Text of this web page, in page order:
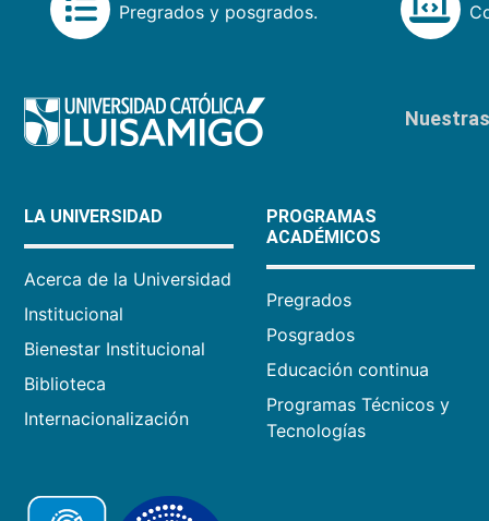
Pregrados y posgrados.
LA UNIVERSIDAD
Acerca de la Universidad
Institucional
Bienestar Institucional
Biblioteca
Internacionalización
PROGRAMAS
ACADÉMICOS
Pregrados
Posgrados
Educación continua
Programas Técnicos y
Tecnologías